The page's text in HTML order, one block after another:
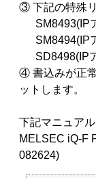
③ 下記の特殊
SM8493(IP
SM8494(IP
SD8498(IPア
④ 書込みが正
ットします。
下記マニュア
MELSEC iQ-F
082624)